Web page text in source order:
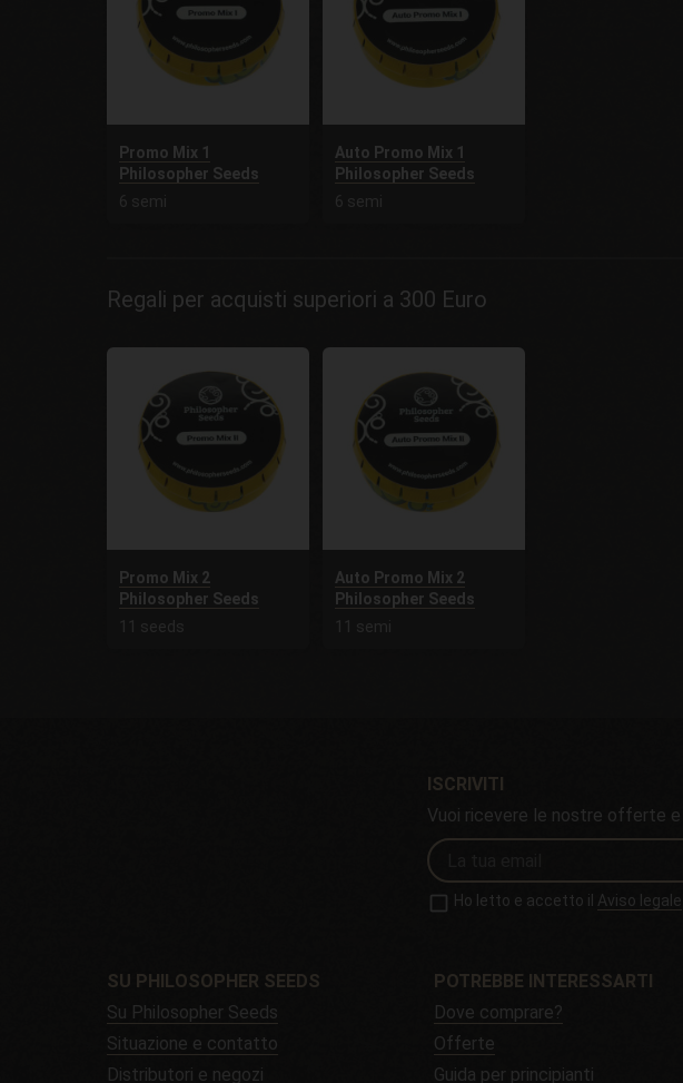
Promo Mix 1
Philosopher Seeds
6 semi
Auto Promo Mix 1
Philosopher Seeds
6 semi
Regali per acquisti superiori a 300 Euro
Promo Mix 2
Philosopher Seeds
11 seeds
Auto Promo Mix 2
Philosopher Seeds
11 semi
ISCRIVITI
Vuoi ricevere le nostre offerte e
Ho letto e accetto il Aviso legale
SU PHILOSOPHER SEEDS
Su Philosopher Seeds
Situazione e contatto
Distributori e negozi
POTREBBE INTERESSARTI
Dove comprare?
Offerte
Guida per principianti